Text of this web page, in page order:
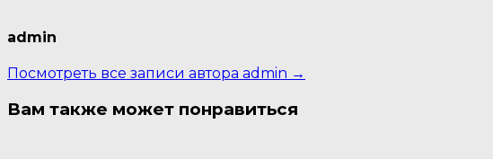
admin
Посмотреть все записи автора admin →
Вам также может понравиться